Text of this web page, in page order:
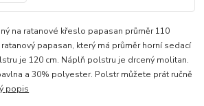
na ratanové křeslo papasan průměr 110
papasan, který má průměr horní sedací
je 120 cm. Náplň polstru je drcený molitan.
a 30% polyester. Polstr můžete prát ručně
popis